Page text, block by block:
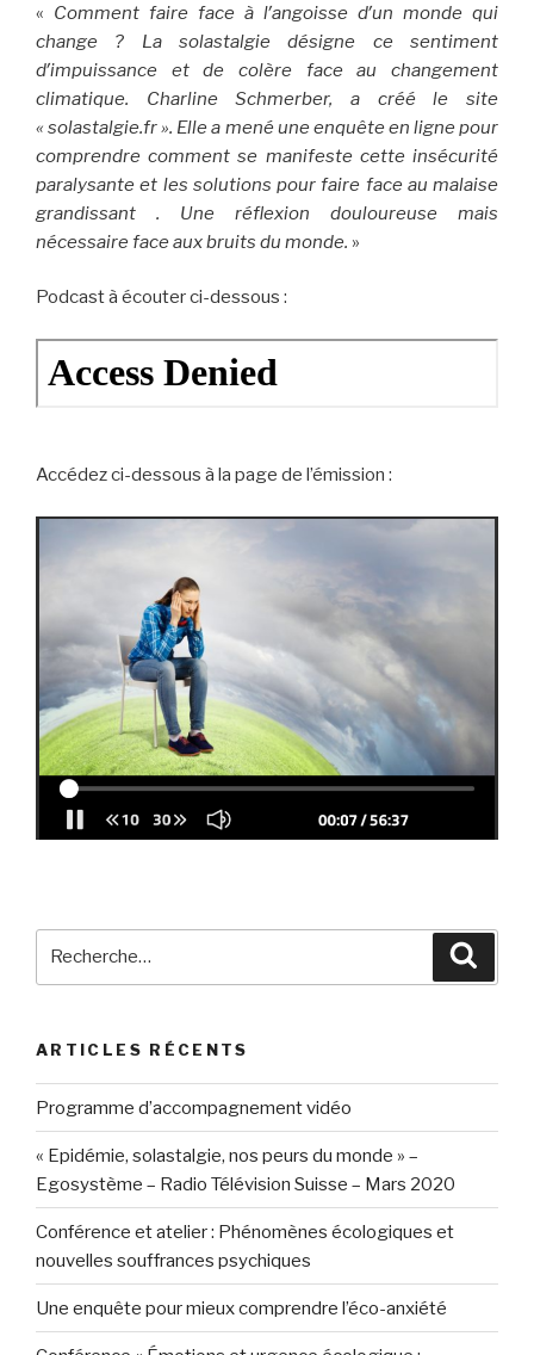
« Comment faire face à lʹangoisse dʹun monde qui
change ? La solastalgie désigne ce sentiment
dʹimpuissance et de colère face au changement
climatique. Charline Schmerber, a créé le site
« solastalgie.fr ». Elle a mené une enquête en ligne pour
comprendre comment se manifeste cette insécurité
paralysante et les solutions pour faire face au malaise
grandissant . Une réflexion douloureuse mais
nécessaire face aux bruits du monde. »
Podcast à écouter ci-dessous :
Accédez ci-dessous à la page de l’émission :
ARTICLES RÉCENTS
Programme d’accompagnement vidéo
« Epidémie, solastalgie, nos peurs du monde » –
Egosystème – Radio Télévision Suisse – Mars 2020
Conférence et atelier : Phénomènes écologiques et
nouvelles souffrances psychiques
Une enquête pour mieux comprendre l’éco-anxiété